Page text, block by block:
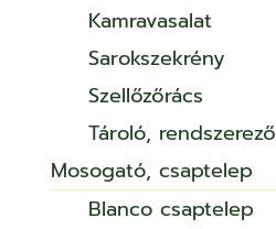
Kamravasalat
Sarokszekrény
Szellőzőrács
Tároló, rendszerező
Mosogató, csaptelep
Blanco csaptelep